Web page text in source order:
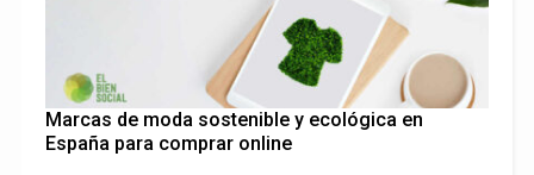
Marcas de moda sostenible y ecológica en
España para comprar online